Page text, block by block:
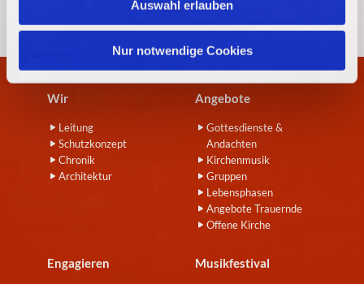
Auswahl erlauben
Nur notwendige Cookies
Wir
Leitung
Schutzkonzept
Chronik
Architektur
Angebote
Gottesdienste &
Andachten
Kirchenmusik
Gruppen
Lebensphasen
Angebote Trauernde
Offene Kirche
Engagieren Musikfestival